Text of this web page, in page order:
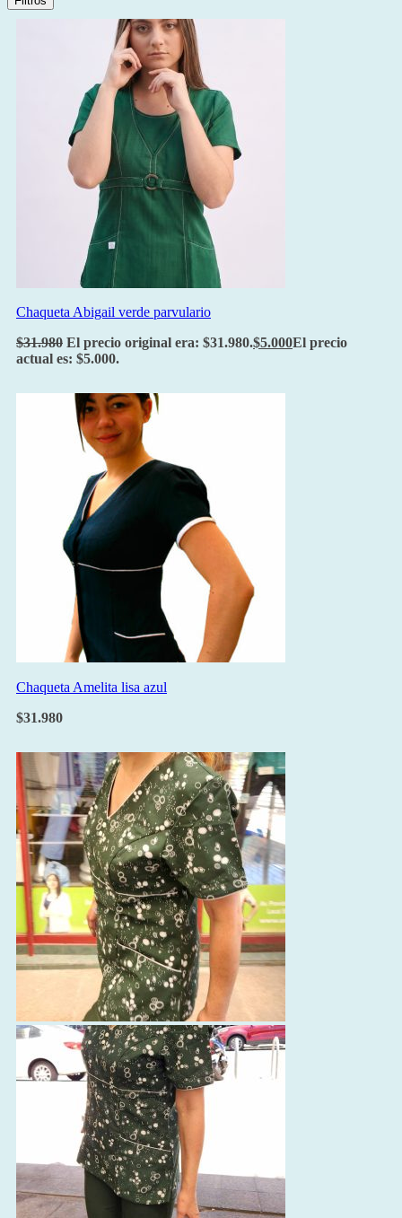
Chaqueta Abigail verde parvulario
$31.980 El precio original era: $31.980.$5.000El precio
actual es: $5.000.
Chaqueta Amelita lisa azul
$31.980